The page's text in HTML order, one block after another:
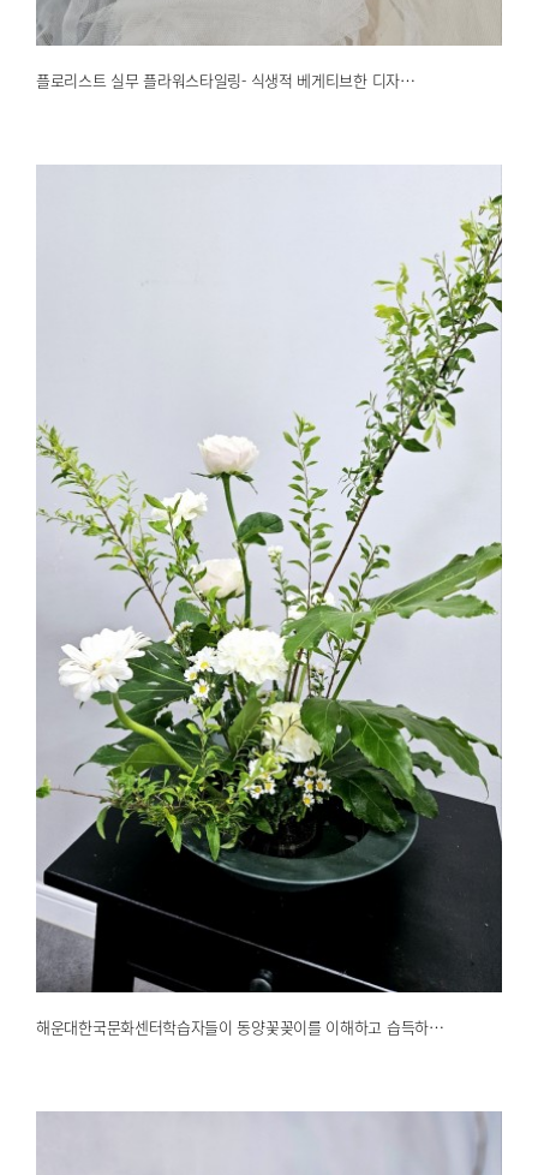
플로리스트 실무 플라워스타일링- 식생적 베게티브한 디자…
2025.03.04 해운대한국문화센터
해운대한국문화센터학습자들이 동양꽃꽂이를 이해하고 습득하…